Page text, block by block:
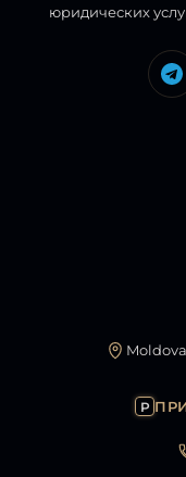
юридических
P